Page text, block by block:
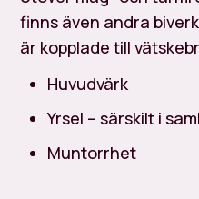
finns även andra
är kopplade till
Huvudvärk
Yrsel – särskilt i
Muntorrhet